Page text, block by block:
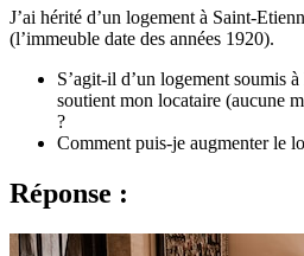
J’ai hérité d’un logement à Saint-
(l’immeuble date des années 1920).
S’agit-il d’un logement soumis
soutient mon locataire (aucune
?
Comment puis-je augmenter le
Réponse :